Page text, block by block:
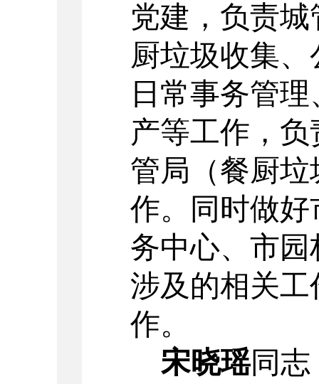
党建，负责
厨垃圾收集
日常事务管
产等工作，
管局（餐厨
作。同时做
务中心、市
涉及的相关
作。
宋晓瑶同志